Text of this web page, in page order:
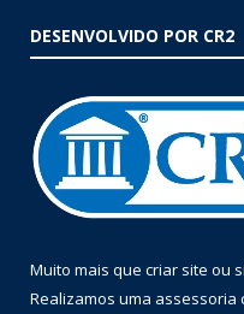
DESENVOLVIDO POR CR2
Muito mais que criar site ou
Realizamos uma assessoria